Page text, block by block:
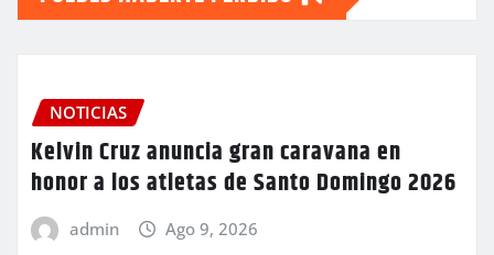
NOTICIAS
Kelvin Cruz anuncia gran caravana en
honor a los atletas de Santo Domingo 2026
admin Ago 9, 2026